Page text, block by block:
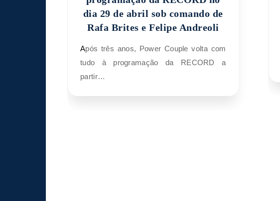
dia 29 de abril sob comando de
Rafa Brites e Felipe Andreoli
Após três anos, Power Couple volta com
tudo à programação da RECORD a
partir…